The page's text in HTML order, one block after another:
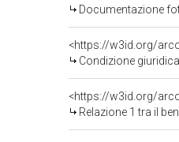
Documentazione
Condizione
<https://w3id.org/
Relazione 1 tra il